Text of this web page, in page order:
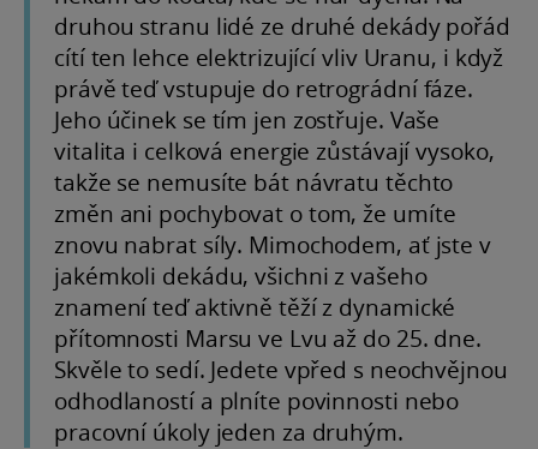
druhou stranu lidé ze druhé dekády pořád
cítí ten lehce elektrizující vliv Uranu, i když
právě teď vstupuje do retrográdní fáze.
Jeho účinek se tím jen zostřuje. Vaše
vitalita i celková energie zůstávají vysoko,
takže se nemusíte bát návratu těchto
změn ani pochybovat o tom, že umíte
znovu nabrat síly. Mimochodem, ať jste v
jakémkoli dekádu, všichni z vašeho
znamení teď aktivně těží z dynamické
přítomnosti Marsu ve Lvu až do 25. dne.
Skvěle to sedí. Jedete vpřed s neochvějnou
odhodlaností a plníte povinnosti nebo
pracovní úkoly jeden za druhým.